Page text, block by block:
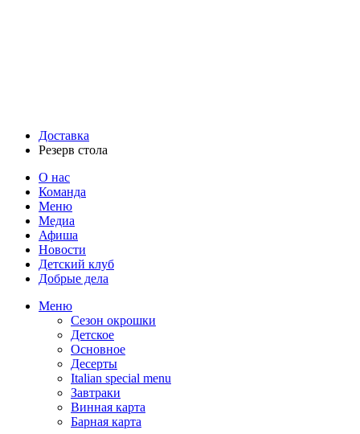
Доставка
Резерв стола
О нас
Команда
Меню
Медиа
Афиша
Новости
Детский клуб
Добрые дела
Меню
Сезон окрошки
Детское
Основное
Десерты
Italian special menu
Завтраки
Винная карта
Барная карта